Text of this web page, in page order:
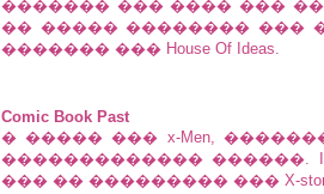
������� ��� ���� ���
�� ����� �������� ���
������� ��� House Of Ideas.
Comic Book Past
� ����� ��� x-Men,
������������� ������. It's
��� �� ��������� ��� X-